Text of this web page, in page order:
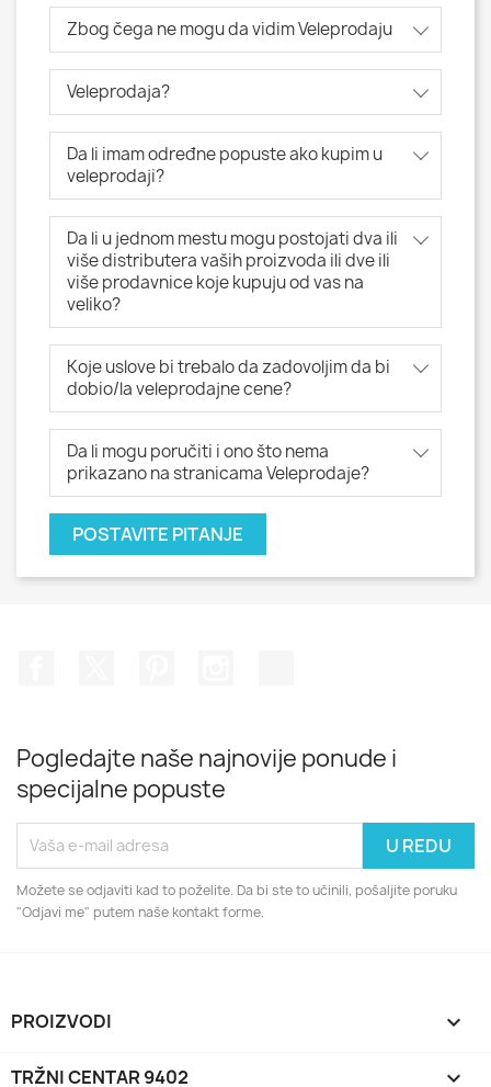
Zbog čega ne mogu da vidim Veleprodaju
Veleprodaja?
Da li imam određne popuste ako kupim u
veleprodaji?
Da li u jednom mestu mogu postojati dva ili
više distributera vaših proizvoda ili dve ili
više prodavnice koje kupuju od vas na
veliko?
Koje uslove bi trebalo da zadovoljim da bi
dobio/la veleprodajne cene?
Da li mogu poručiti i ono što nema
prikazano na stranicama Veleprodaje?
POSTAVITE PITANJE
Pogledajte naše najnovije ponude i
specijalne popuste
Možete se odjaviti kad to poželite. Da bi ste to učinili, pošaljite poruku
"Odjavi me" putem naše kontakt forme.
PROIZVODI 
TRŽNI CENTAR 9402 